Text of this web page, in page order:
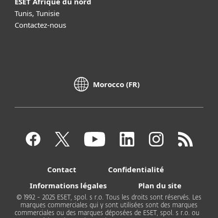
Tunis, Tunisie
Contactez-nous
Morocco (FR)
Contact
Confidentialité
Informations légales
Plan du site
© 1992 - 2025 ESET, spol. s r.o. Tous les droits sont réservés. Les
marques commerciales qui y sont utilisées sont des marques
commerciales ou des marques déposées de ESET, spol. s r.o. ou